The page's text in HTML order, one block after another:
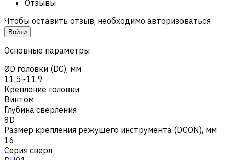
Отзывы
Чтобы оставить отзыв, необходимо авторизоваться
Войти
Основные параметры
ØD головки (DC), мм
11,5~11,9
Крепление головки
Винтом
Глубина сверления
8D
Размер крепления режущего инструмента (DCON), мм
16
Серия сверл